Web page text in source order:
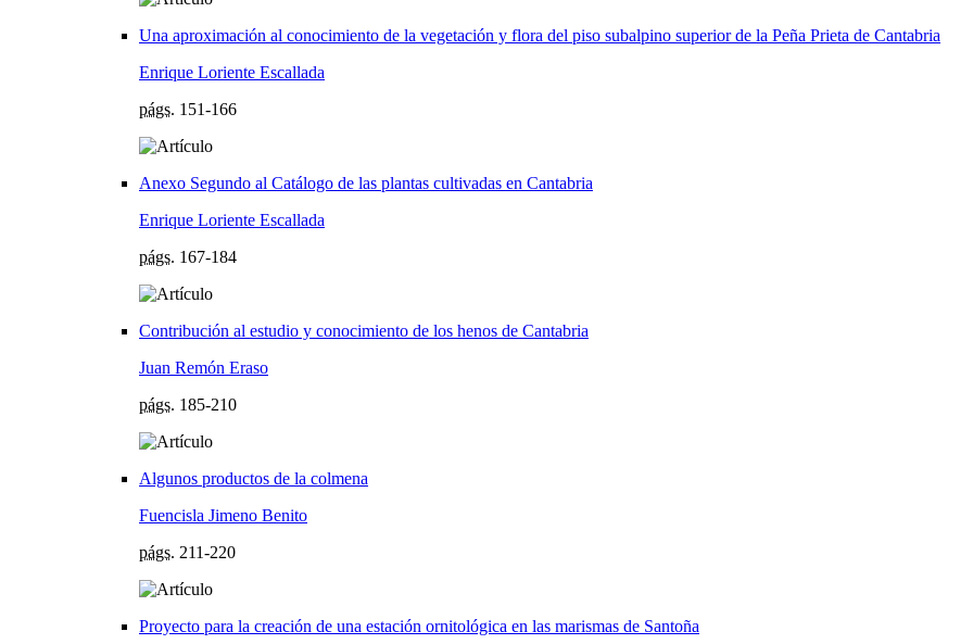
Una aproximación al conocimiento de la vegetación y flora del piso subalpino superior de la Peña Prieta de Cantabria
Enrique Loriente Escallada
págs. 151-166
Anexo Segundo al Catálogo de las plantas cultivadas en Cantabria
Enrique Loriente Escallada
págs. 167-184
Contribución al estudio y conocimiento de los henos de Cantabria
Juan Remón Eraso
págs. 185-210
Algunos productos de la colmena
Fuencisla Jimeno Benito
págs. 211-220
Proyecto para la creación de una estación ornitológica en las marismas de Santoña